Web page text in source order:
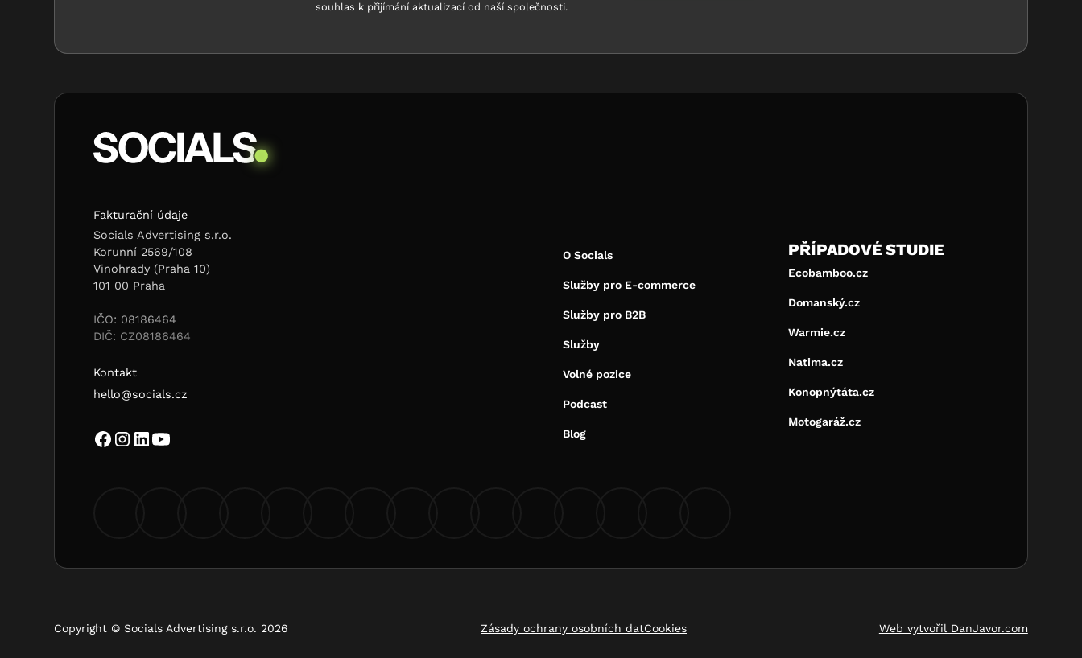
souhlas k přijímání aktualizací od naší společnosti.
Fakturační údaje
Socials Advertising s.r.o.
Korunní 2569/108
Vinohrady (Praha 10)
101 00 Praha
IČO: 08186464
DIČ: CZ08186464
Kontakt
hello@socials.cz
O Socials
Služby pro E-commerce
Služby pro B2B
Služby
Volné pozice
Podcast
Blog
PŘÍPADOVÉ STUDIE
Ecobamboo.cz
Domanský.cz
Warmie.cz
Natima.cz
Konopnýtáta.cz
Motogaráž.cz
Copyright © Socials Advertising s.r.o. 2026 Zásady ochrany osobních datCookies Web vytvořil DanJavor.com